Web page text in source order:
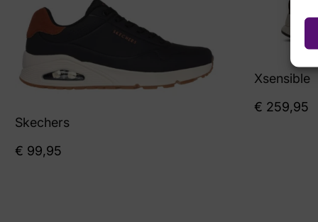
Skechers
€ 99,95
Xsensible
€ 259,95